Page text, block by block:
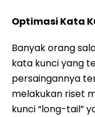
Optimasi Kata
Banyak orang
kata kunci yang
persaingannya
melakukan riset
kunci “long-tail”